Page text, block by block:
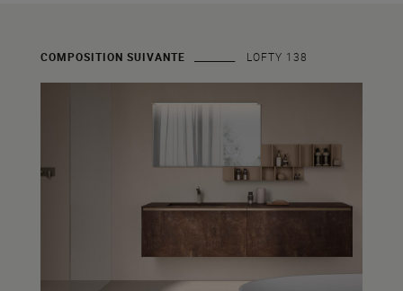
COMPOSITION SUIVANTE LOFTY 138